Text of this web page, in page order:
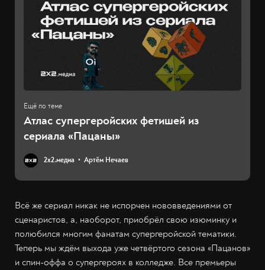
Атлас супергеройских фетишей из
сериала «Пацаны»
2х2.медиа Артём Нечаев
Всё же сериал никак не испорчен нововведениями от
сценаристов, а, наоборот, приобрёл свою изюминку и
полюбился многим фанатам супергеройской тематики.
Теперь мы ждём выхода уже четвёртого сезона «Пацанов»
и спин-оффа о супергероях в колледже. Все премьеры